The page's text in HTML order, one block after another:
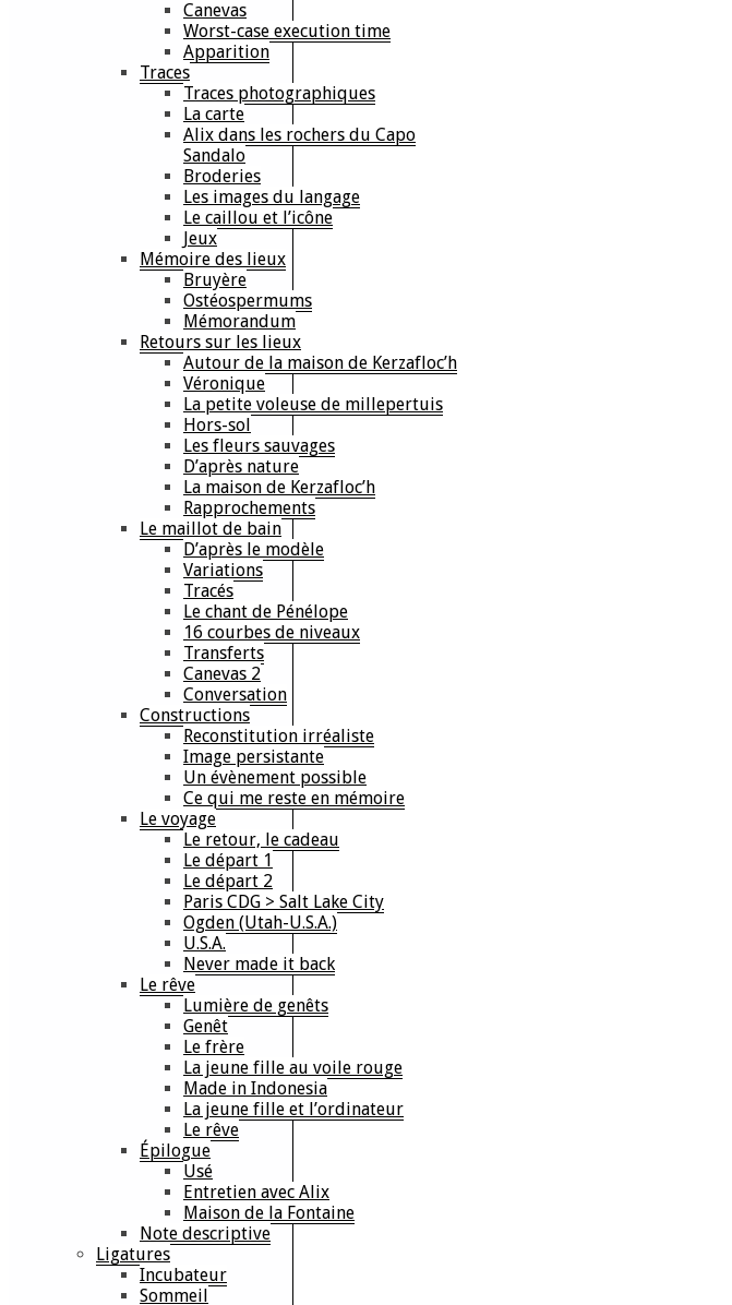
Canevas
Worst-case execution time
Apparition
Traces
Traces photographiques
La carte
Alix dans les rochers du Capo
Sandalo
Broderies
Les images du langage
Le caillou et l’icône
Jeux
Mémoire des lieux
Bruyère
Ostéospermums
Mémorandum
Retours sur les lieux
Autour de la maison de Kerzafloc’h
Véronique
La petite voleuse de millepertuis
Hors-sol
Les fleurs sauvages
D’après nature
La maison de Kerzafloc’h
Rapprochements
Le maillot de bain
D’après le modèle
Variations
Tracés
Le chant de Pénélope
16 courbes de niveaux
Transferts
Canevas 2
Conversation
Constructions
Reconstitution irréaliste
Image persistante
Un évènement possible
Ce qui me reste en mémoire
Le voyage
Le retour, le cadeau
Le départ 1
Le départ 2
Paris CDG > Salt Lake City
Ogden (Utah-U.S.A.)
U.S.A.
Never made it back
Le rêve
Lumière de genêts
Genêt
Le frère
La jeune fille au voile rouge
Made in Indonesia
La jeune fille et l’ordinateur
Le rêve
Épilogue
Usé
Entretien avec Alix
Maison de la Fontaine
Note descriptive
Ligatures
Incubateur
Sommeil